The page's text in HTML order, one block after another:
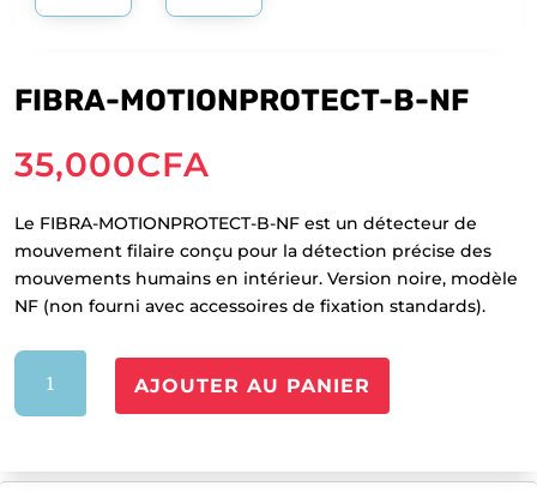
FIBRA-MOTIONPROTECT-B-NF
35,000CFA
Le FIBRA-MOTIONPROTECT-B-NF est un détecteur de
mouvement filaire conçu pour la détection précise des
mouvements humains en intérieur. Version noire, modèle
NF (non fourni avec accessoires de fixation standards).
quantité
FIBRA-
B-
AJOUTER AU PANIER